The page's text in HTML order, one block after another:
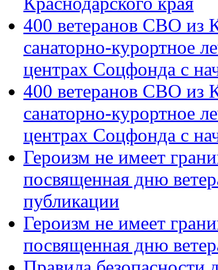
400 ветеранов СВО из
санаторно-курортное
центрах Соцфонда с
400 ветеранов СВО из
санаторно-курортное
центрах Соцфонда с
Героизм не имеет
посвященная дню
публикации
Героизм не имеет
посвященная дню